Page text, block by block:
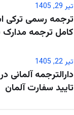
تیر 29, 1405
ترجمه رسمی ترکی
کامل ترجمه مدارک
تیر 22, 1405
دارالترجمه آلمانی
تایید سفارت آلمان